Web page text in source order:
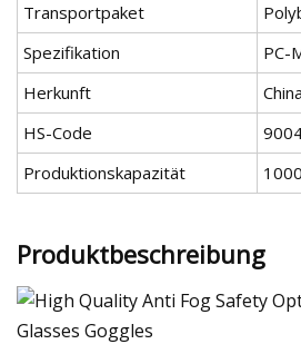
Transportpaket
Spezifikation
PC-
Herkunft
China
HS-Code
Produktionskapazität
Produktbeschreibung